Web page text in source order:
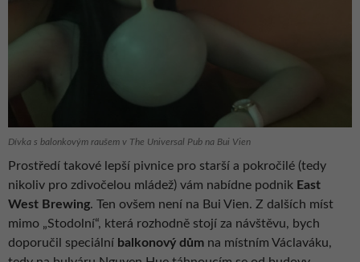
Dívka s balonkovým raušem v The Universal Pub na Bui Vien
Prostředí takové lepší pivnice pro starší a pokročilé (tedy
nikoliv pro zdivočelou mládež) vám nabídne podnik East
West Brewing. Ten ovšem není na Bui Vien. Z dalších míst
mimo „Stodolní“, která rozhodně stojí za návštěvu, bych
doporučil speciální balkonový dům na místním Václaváku,